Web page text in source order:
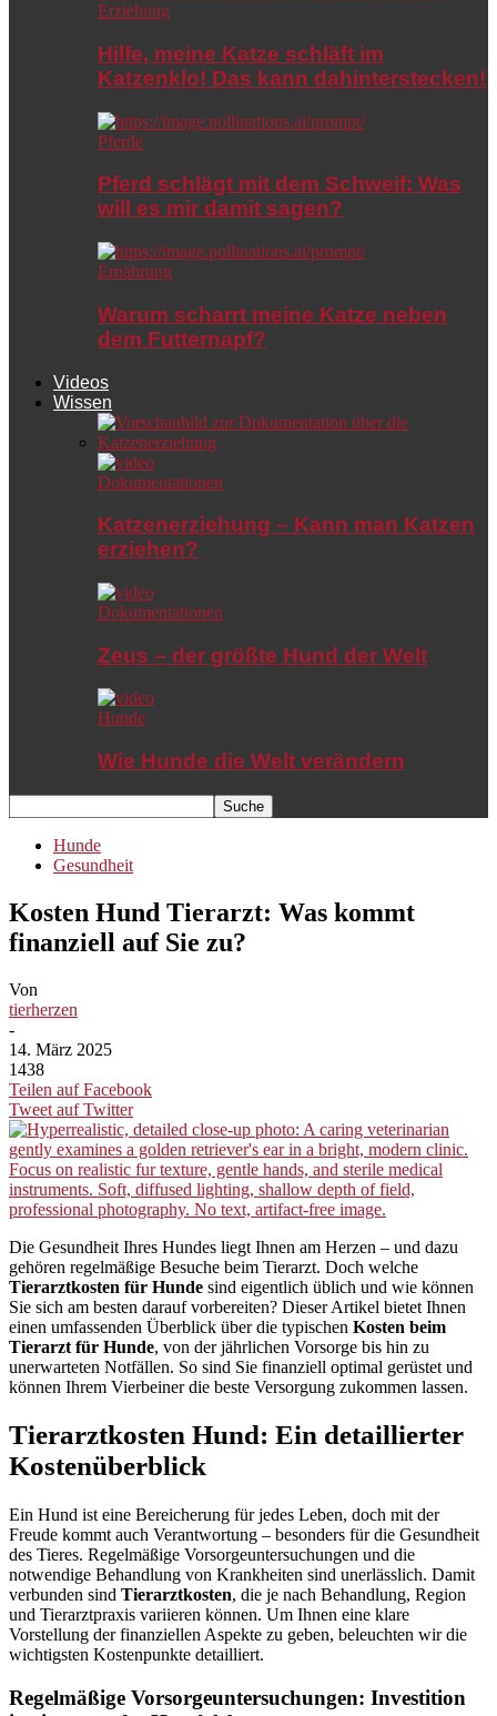
Erziehung
Hilfe, meine Katze schläft im
Katzenklo! Das kann dahinterstecken!
Pferde
Pferd schlägt mit dem Schweif: Was
will es mir damit sagen?
Ernährung
Warum scharrt meine Katze neben
dem Futternapf?
Videos
Wissen
Dokumentationen
Katzenerziehung – Kann man Katzen
erziehen?
Dokumentationen
Zeus – der größte Hund der Welt
Hunde
Wie Hunde die Welt verändern
Hunde
Gesundheit
Kosten Hund Tierarzt: Was kommt
finanziell auf Sie zu?
Von
tierherzen
-
14. März 2025
1438
Teilen auf Facebook
Tweet auf Twitter
Die Gesundheit Ihres Hundes liegt Ihnen am Herzen – und dazu
gehören regelmäßige Besuche beim Tierarzt. Doch welche
Tierarztkosten für Hunde sind eigentlich üblich und wie können
Sie sich am besten darauf vorbereiten? Dieser Artikel bietet Ihnen
einen umfassenden Überblick über die typischen Kosten beim
Tierarzt für Hunde, von der jährlichen Vorsorge bis hin zu
unerwarteten Notfällen. So sind Sie finanziell optimal gerüstet und
können Ihrem Vierbeiner die beste Versorgung zukommen lassen.
Tierarztkosten Hund: Ein detaillierter
Kostenüberblick
Ein Hund ist eine Bereicherung für jedes Leben, doch mit der
Freude kommt auch Verantwortung – besonders für die Gesundheit
des Tieres. Regelmäßige Vorsorgeuntersuchungen und die
notwendige Behandlung von Krankheiten sind unerlässlich. Damit
verbunden sind Tierarztkosten, die je nach Behandlung, Region
und Tierarztpraxis variieren können. Um Ihnen eine klare
Vorstellung der finanziellen Aspekte zu geben, beleuchten wir die
wichtigsten Kostenpunkte detailliert.
Regelmäßige Vorsorgeuntersuchungen: Investition